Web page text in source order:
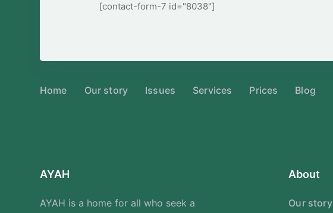
[contact-form-7 id="8038"]
Home Our story Issues Services Prices Blog
AYAH
AYAH is a home for all who seek a
About
Our story